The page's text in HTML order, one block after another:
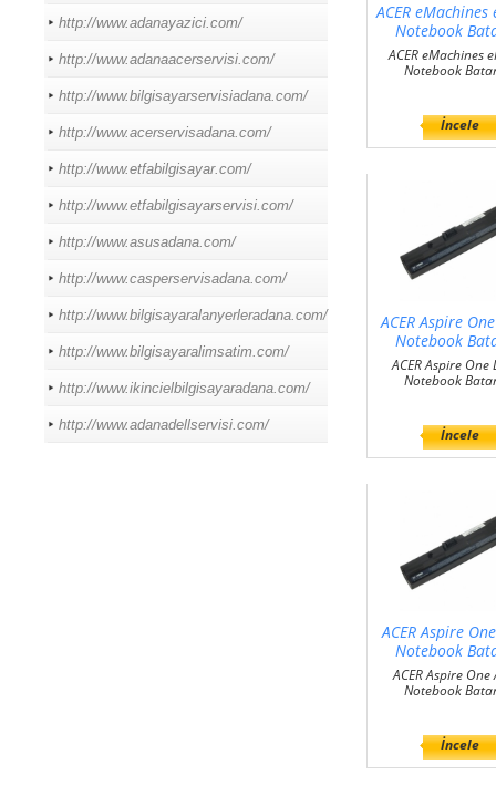
http://www.adanayazici.com/
http://www.adanaacerservisi.com/
http://www.bilgisayarservisiadana.com/
http://www.acerservisadana.com/
http://www.etfabilgisayar.com/
http://www.etfabilgisayarservisi.com/
http://www.asusadana.com/
http://www.casperservisadana.com/
http://www.bilgisayaralanyerleradana.com/
http://www.bilgisayaralimsatim.com/
http://www.ikincielbilgisayaradana.com/
http://www.adanadellservisi.com/
ACER
Notebook
ACER eMachines
Notebook
İncele
ACER Aspire
Notebook
ACER Aspire One
Notebook
İncele
ACER Aspire
Notebook
ACER Aspire One
Notebook
İncele